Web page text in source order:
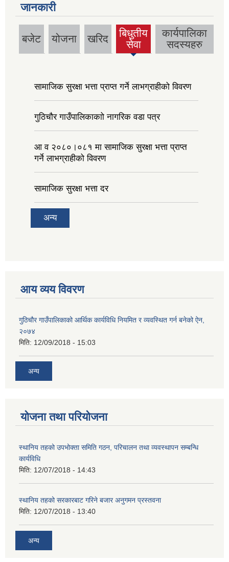
जानकारी
बजेट योजना खरिद
बिधुतीय
सेवा
कार्यपालिका
सदस्यहरु
सामाजिक सुरक्षा भत्ता प्राप्त गर्ने लाभग्राहीको विवरण
गुठिचौर गाउँपालिकाकाो नागरिक वडा पत्र
आ व २०८०।०८१ मा सामाजिक सुरक्षा भत्ता प्राप्त
गर्ने लाभग्राहीको विवरण
सामाजिक सुरक्षा भत्ता दर
अन्य
आय व्यय विवरण
गुठिचौर गाउँपालिकाको आर्थिक कार्यविधि नियमित र व्यवस्थित गर्न बनेको ऐन,
२०७४
मिति: 12/09/2018 - 15:03
अन्य
योजना तथा परियोजना
स्थानिय तहको उपभोक्ता समिति गठन, परिचालन तथा व्यवस्थापन सम्बन्धि
कार्यविधि
मिति: 12/07/2018 - 14:43
स्थानिय तहको सरकारबाट गरिने बजार अनुगमन प्रस्तवना
मिति: 12/07/2018 - 13:40
अन्य